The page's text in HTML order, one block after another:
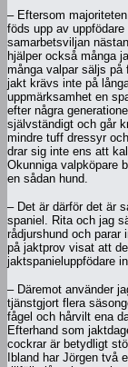
– Eftersom
föds upp av
samarbetsviljan
hjälper också många
många valpar säljs på
jakt krävs inte på
uppmärksamhet en
efter några
självständigt och går
mindre tuff dressyr
drar sig inte ens att
Okunniga valpköpare
en sådan hund.
– Det är därför det är
spaniel. Rita och jag
rådjurshund och parar
på jaktprov visat att
jaktspanieluppfödare
– Däremot använder
tjänstgjort flera
fågel och hårvilt ena
Efterhand som
cockrar är betydligt
Ibland har Jörgen två